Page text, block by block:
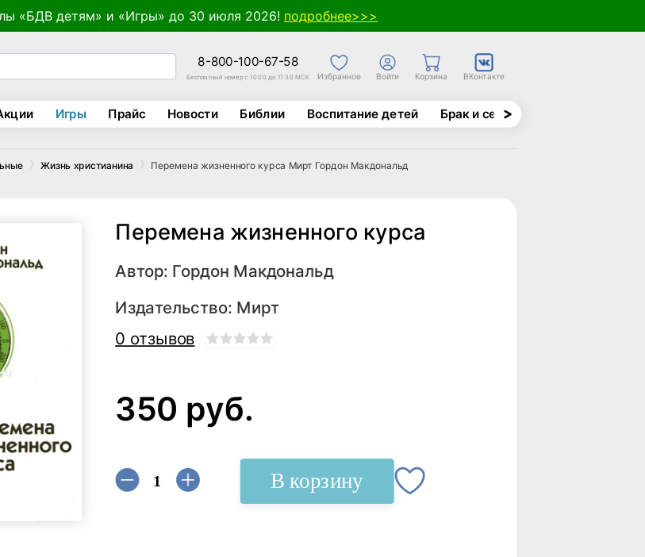
«БДВ детям» и «Игры» до 30 июля 2026! подробнее>>>
8-800-100-67-58
Бесплатный номер с 10:00 до 17:30 МСК Избранное Войти Корзина ВКонтакте
Игры Прайс Новости Библии Воспитание детей Брак и семья
Жизнь христианина Перемена жизненного курса Мирт Гордон Макдональд
Перемена жизненного курса
Автор: Гордон Макдональд
Издательство: Мирт
0 отзывов
350 руб.
В корзину